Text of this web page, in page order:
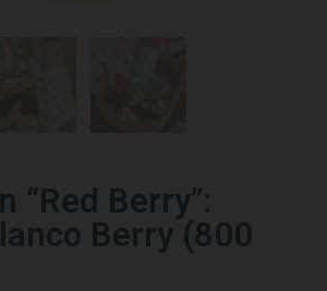
“Red Berry”:
Berry (800